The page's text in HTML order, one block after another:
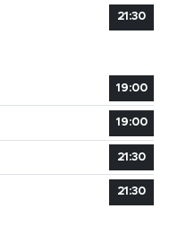
21:30
19:00
19:00
21:30
21:30